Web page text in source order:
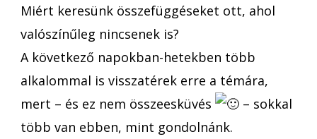
Miért keresünk összefüggéseket ott, ahol
valószínűleg nincsenek is?
A következő napokban-hetekben több
alkalommal is visszatérek erre a témára,
mert – és ez nem összeesküvés
– sokkal
több van ebben, mint gondolnánk.